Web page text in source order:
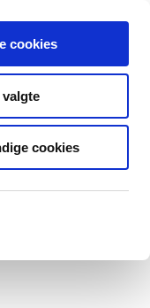
cookies
cookies